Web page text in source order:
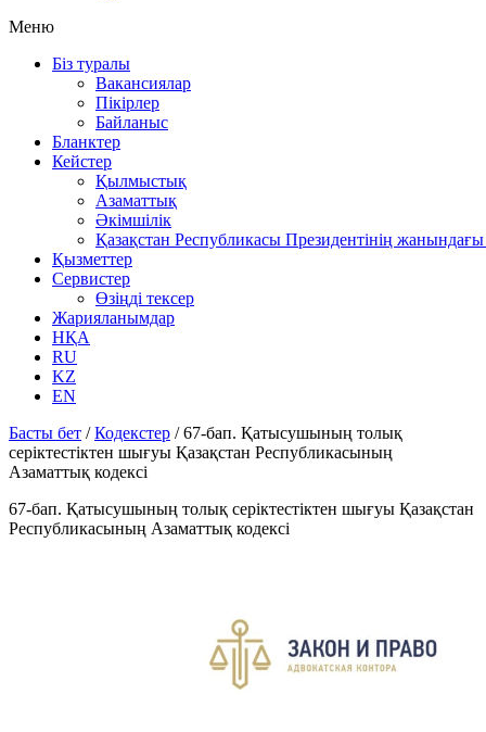
Меню
Біз туралы
Вакансиялар
Пікірлер
Байланыс
Бланктер
Кейстер
Қылмыстық
Азаматтық
Әкімшілік
Қазақстан Республикасы Президентінің
Қызметтер
Сервистер
Өзіңді тексер
Жарияланымдар
НҚА
RU
KZ
EN
Басты бет /Кодекстер /67-бап. Қатысушының толық
серiктестiктен шығуы Қазақстан Республикасының
Азаматтық кодексi
67-бап. Қатысушының толық серiктестiктен шығуы Қазақстан
Республикасының Азаматтық кодексi